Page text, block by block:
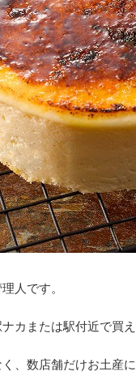
人です。
カまたは駅付近で買
、数店舗だけお土産